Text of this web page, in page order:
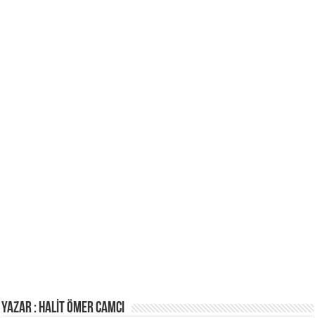
Yazar : HALİT ÖMER CAMCI